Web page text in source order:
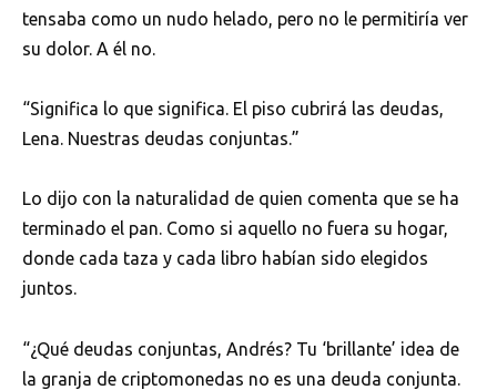
tensaba como un nudo helado, pero no le permitiría ver
su dolor. A él no.
“Significa lo que significa. El piso cubrirá las deudas,
Lena. Nuestras deudas conjuntas.”
Lo dijo con la naturalidad de quien comenta que se ha
terminado el pan. Como si aquello no fuera su hogar,
donde cada taza y cada libro habían sido elegidos
juntos.
“¿Qué deudas conjuntas, Andrés? Tu ‘brillante’ idea de
la granja de criptomonedas no es una deuda conjunta.